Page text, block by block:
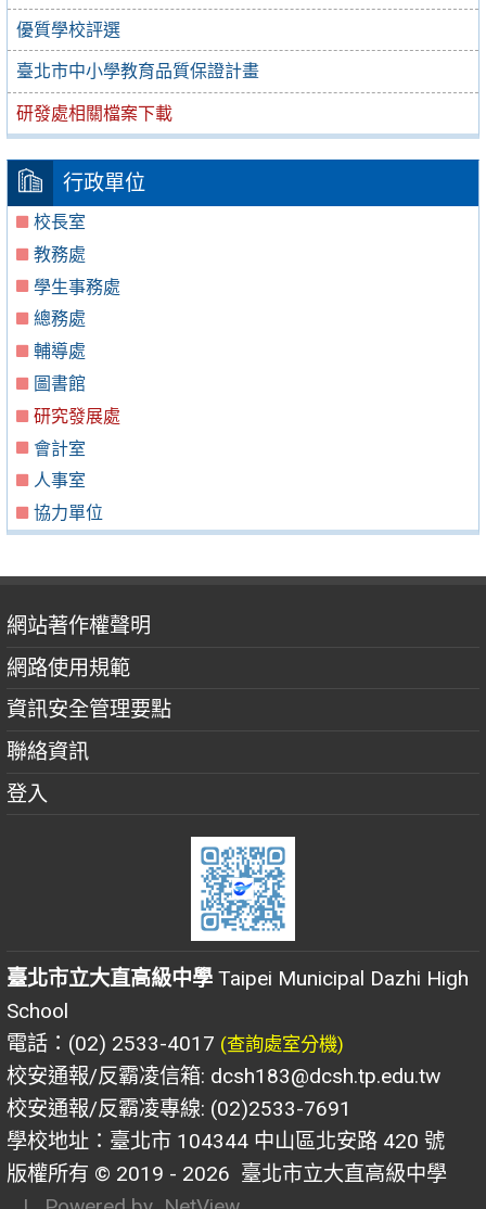
優質學校評選
臺北市中小學教育品質保證計畫
研發處相關檔案下載
行政單位
校長室
教務處
學生事務處
總務處
輔導處
圖書館
研究發展處
會計室
人事室
協力單位
網站著作權聲明
網路使用規範
資訊安全管理要點
聯絡資訊
登入
臺北市立大直高級中學 Taipei Municipal Dazhi High
School
電話：(02) 2533-4017 (查詢處室分機)
校安通報/反霸凌信箱: dcsh183@dcsh.tp.edu.tw
校安通報/反霸凌專線: (02)2533-7691
學校地址：臺北市 104344 中山區北安路 420 號
版權所有 © 2019 - 2026 臺北市立大直高級中學